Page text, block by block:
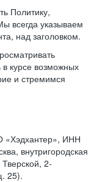
Политику,
всегда указываем
над заголовком.
курсе возможных
и стремимся
ИНН
внутригородская
2-
25).